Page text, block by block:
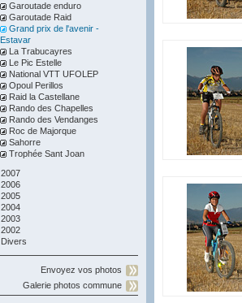
Garoutade enduro
Garoutade Raid
Grand prix de l'avenir -
Estavar
La Trabucayres
Le Pic Estelle
National VTT UFOLEP
Opoul Perillos
Raid la Castellane
Rando des Chapelles
Rando des Vendanges
Roc de Majorque
Sahorre
Trophée Sant Joan
2007
2006
2005
2004
2003
2002
Divers
Envoyez vos photos
Galerie photos commune